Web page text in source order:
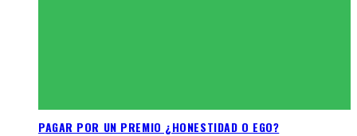
PAGAR POR UN PREMIO ¿HONESTIDAD O EGO?